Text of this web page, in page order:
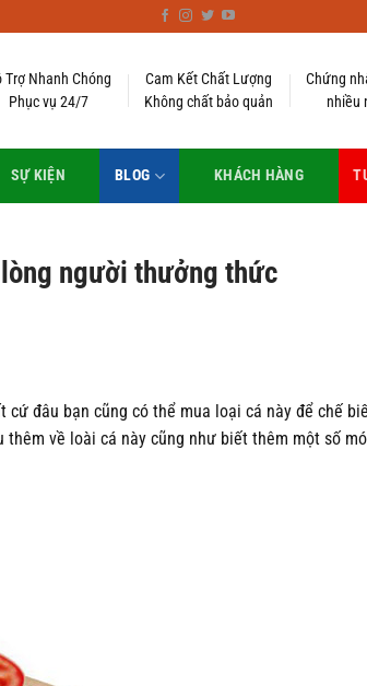
Trợ Nhanh Chóng
Phục vụ 24/7
Cam Kết Chất Lượng
Không chất bảo quản
Chứng
nhiều
SỰ KIỆN BLOG KHÁCH HÀNG
người thưởng thức
đâu bạn cũng có thể mua loại cá này để chế
về loài cá này cũng như biết thêm một số